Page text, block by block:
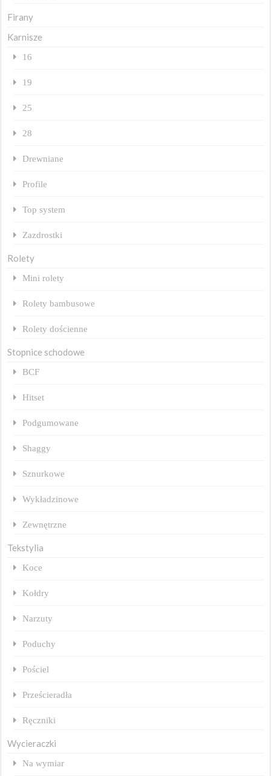
Firany
Karnisze
16
19
25
28
Drewniane
Profile
Top system
Zazdrostki
Rolety
Mini rolety
Rolety bambusowe
Rolety dościenne
Stopnice schodowe
BCF
Hitset
Podgumowane
Shaggy
Sznurkowe
Wykładzinowe
Zewnętrzne
Tekstylia
Koce
Kołdry
Narzuty
Poduchy
Pościel
Prześcieradła
Ręczniki
Wycieraczki
Na wymiar